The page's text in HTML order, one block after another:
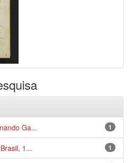
1
Ga...
1
1...